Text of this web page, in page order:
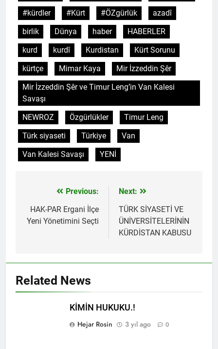
#kürdler
#Kürt #ÖZgürlük
azadî
birlik
Dünya haber
HABERLER
kurd
kurdî Kurdistan
Kürt Sorunu
kürtçe
Mimar Kaya
Mir İzzeddin Şêr
Mir İzzeddin Şêr ve Timur Leng’in Van Kalesi
Savaşı
NEWROZ
Özgürlükler
Timur Leng
Türk siyaseti
Türkiye
Van
Van Kalesi Savaşı
YENİ
gezinmesi
Previous:
HAK-PAR Ergani İlçe
Yeni Yönetimini Seçti
Next:
TÜRK SİYASETİ VE
ÜNİVERSİTELERİNİN
KÜRDİSTAN KABUSU
Related News
KİMİN HUKUKU.!
Hejar Rosin
3 yıl ago 0